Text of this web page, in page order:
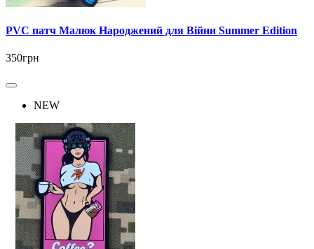
PVC патч Малюк Народжений для Війни Summer Edition
350грн
NEW